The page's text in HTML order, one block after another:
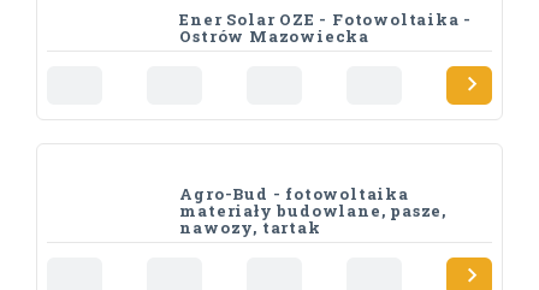
Ener Solar OZE - Fotowoltaika -
Ostrów Mazowiecka
Agro-Bud - fotowoltaika
materiały budowlane, pasze,
nawozy, tartak